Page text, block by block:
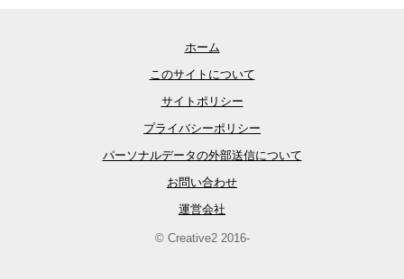
ホーム
このサイトについて
サイトポリシー
プライバシーポリシー
パーソナルデータの外部送信について
お問い合わせ
運営会社
© Creative2 2016-